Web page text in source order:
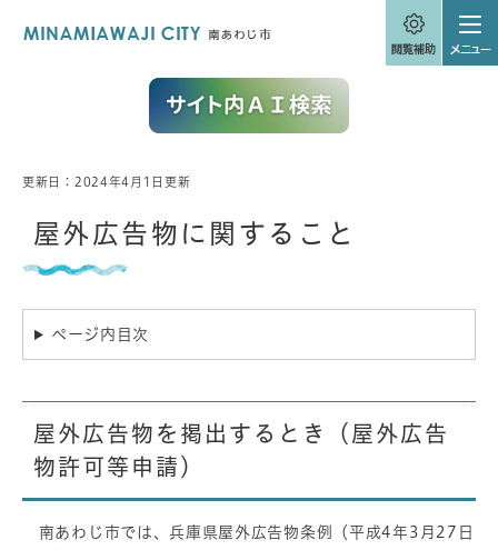
本
更新日：2024年4月1日更新
屋外広告物に関すること
ページ内目次
屋外広告物を掲出するとき（屋外広告
物許可等申請）
南あわじ市では、兵庫県屋外広告物条例（平成4年3月27日